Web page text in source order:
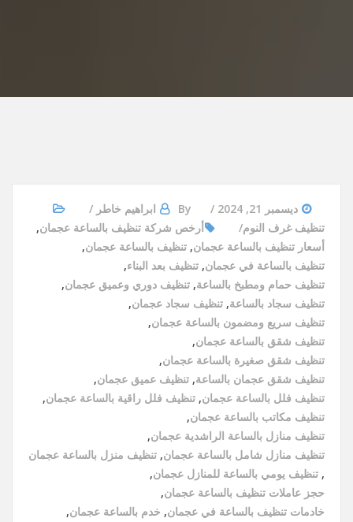
ديسمبر 21, 2024 By
ابراهيم خاطر
تنظيف غرف النوم
أرخص شركة تنظيف بالساعة عجمان,
أسعار تنظيف بالساعة عجمان, تنظيف بالساعة عجمان,
تنظيف بالساعة في عجمان, تنظيف بعد البناء,
تنظيف حمام ومطبخ بالساعة, تنظيف دوري وعميق عجمان,
تنظيف سجاد بالساعة, تنظيف سجاد عجمان,
تنظيف سريع ومضمون بالساعة عجمان,
تنظيف شقق بالساعة عجمان,
تنظيف شقق صغيرة بالساعة عجمان,
تنظيف شقق عجمان بالساعة, تنظيف عميق عجمان,
تنظيف فلل بالساعة عجمان, تنظيف فلل راقية بالساعة عجمان,
تنظيف مكاتب بالساعة عجمان,
تنظيف منازل بالساعة الراشدية عجمان,
تنظيف منازل شامل بالساعة عجمان, تنظيف منزل بالساعة عجمان
, تنظيف يومي بالساعة للمنازل عجمان,
حجز عاملات تنظيف بالساعة عجمان,
خادمات تنظيف بالساعة في عجمان, خدم بالساعة عجمان,